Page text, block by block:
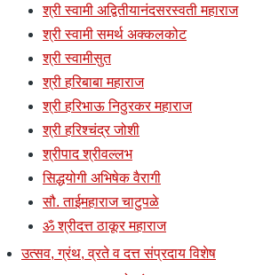
श्री स्वामी अद्वितीयानंदसरस्वती महाराज
श्री स्वामी समर्थ अक्कलकोट
श्री स्वामीसुत
श्री हरिबाबा महाराज
श्री हरिभाऊ निठुरकर महाराज
श्री हरिश्चंद्र जोशी
श्रीपाद श्रीवल्लभ
सिद्धयोगी अभिषेक वैरागी
सौ. ताईमहाराज चाटुपळे
ॐ श्रीदत्त ठाकूर महाराज
उत्सव, ग्रंथ, व्रते व दत्त संप्रदाय विशेष